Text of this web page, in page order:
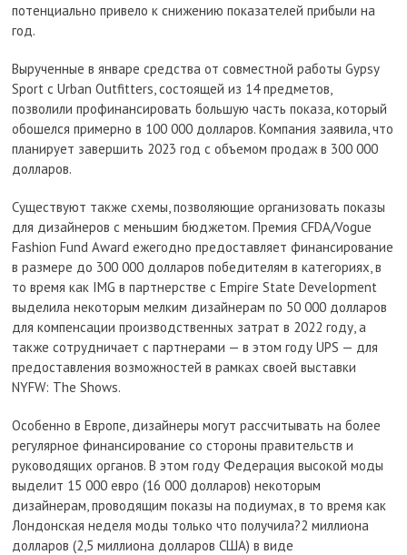
потенциально привело к снижению показателей прибыли на
год.
Вырученные в январе средства от совместной работы Gypsy
Sport с Urban Outfitters, состоящей из 14 предметов,
позволили профинансировать большую часть показа, который
обошелся примерно в 100 000 долларов. Компания заявила, что
планирует завершить 2023 год с объемом продаж в 300 000
долларов.
Существуют также схемы, позволяющие организовать показы
для дизайнеров с меньшим бюджетом. Премия CFDA/Vogue
Fashion Fund Award ежегодно предоставляет финансирование
в размере до 300 000 долларов победителям в категориях, в
то время как IMG в партнерстве с Empire State Development
выделила некоторым мелким дизайнерам по 50 000 долларов
для компенсации производственных затрат в 2022 году, а
также сотрудничает с партнерами — в этом году UPS — для
предоставления возможностей в рамках своей выставки
NYFW: The Shows.
Особенно в Европе, дизайнеры могут рассчитывать на более
регулярное финансирование со стороны правительств и
руководящих органов. В этом году Федерация высокой моды
выделит 15 000 евро (16 000 долларов) некоторым
дизайнерам, проводящим показы на подиумах, в то время как
Лондонская неделя моды только что получила?2 миллиона
долларов (2,5 миллиона долларов США) в виде